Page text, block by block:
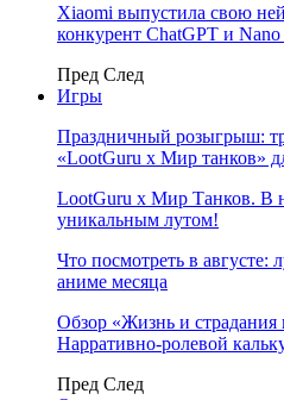
Xiaomi выпустила свою
конкурент ChatGPT и Nano
Пред След
Игры
Праздничный розыгрыш:
«LootGuru х Мир танков»
LootGuru x Мир Танков. В
уникальным лутом!
Что посмотреть в
аниме месяца
Обзор «Жизнь и
Нарративно-ролевой
Пред След